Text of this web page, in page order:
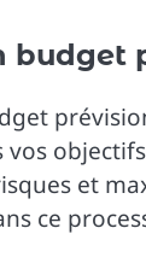
budget
vos
et
ce